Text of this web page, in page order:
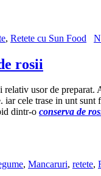
, Retete cu Sun Food
rosii
relativ usor de
iar cele trase in unt
dintr-o conserva de
, Mancaruri, retete,